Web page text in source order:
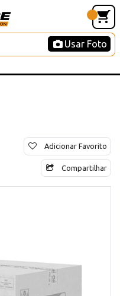
Usar Foto
Adicionar Favorito
Compartilhar